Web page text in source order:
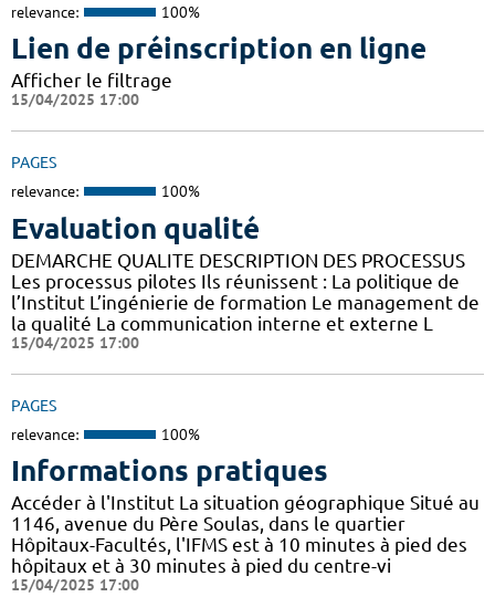
relevance: 100%
Lien de préinscription en ligne
Afficher le filtrage
15/04/2025 17:00
PAGES
relevance: 100%
Evaluation qualité
DEMARCHE QUALITE DESCRIPTION DES PROCESSUS
Les processus pilotes Ils réunissent : La politique de
l’Institut L’ingénierie de formation Le management de
la qualité La communication interne et externe L
15/04/2025 17:00
PAGES
relevance: 100%
Informations pratiques
Accéder à l'Institut La situation géographique Situé au
1146, avenue du Père Soulas, dans le quartier
Hôpitaux-Facultés, l'IFMS est à 10 minutes à pied des
hôpitaux et à 30 minutes à pied du centre-vi
15/04/2025 17:00